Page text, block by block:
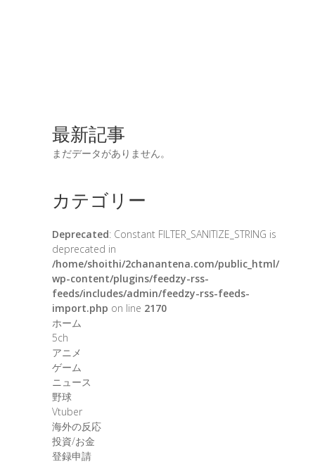
最新記事
まだデータがありません。
カテゴリー
Deprecated: Constant FILTER_SANITIZE_STRING is
deprecated in
/home/shoithi/2chanantena.com/public_html/
wp-content/plugins/feedzy-rss-
feeds/includes/admin/feedzy-rss-feeds-
import.php on line 2170
ホーム
5ch
アニメ
ゲーム
ニュース
野球
Vtuber
海外の反応
投資/お金
登録申請